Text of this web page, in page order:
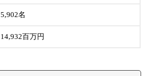
5,902名
14,932百万円